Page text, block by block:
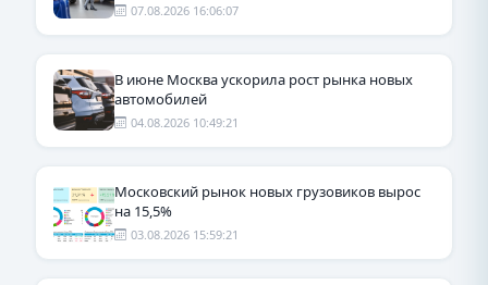
07.08.2026 16:06:07
В июне Москва ускорила рост рынка новых
автомобилей
04.08.2026 10:49:21
Московский рынок новых грузовиков вырос
на 15,5%
03.08.2026 15:59:21